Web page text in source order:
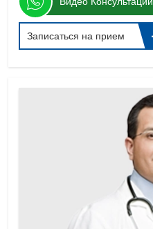
Записаться на прием